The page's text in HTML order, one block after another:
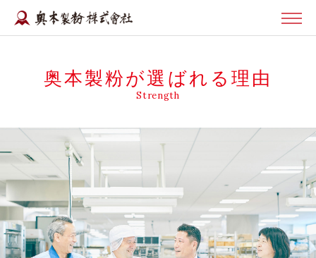
奥本製粉が選ばれる理由
Strength